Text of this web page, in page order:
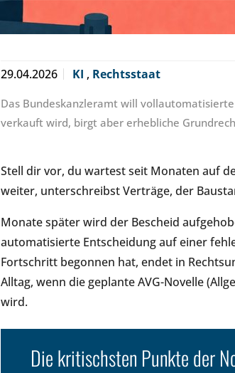
29.04.2026 KI , Rechtsstaat
Das Bundeskanzleramt will
verkauft wird, birgt aber erhebliche
Stell dir vor, du wartest seit Monaten auf
weiter, unterschreibst Verträge, der
Monate später wird der Bescheid
automatisierte Entscheidung auf einer
Fortschritt begonnen hat, endet in
Alltag, wenn die geplante AVG-Novelle
wird.
Die kritischsten Punkte der